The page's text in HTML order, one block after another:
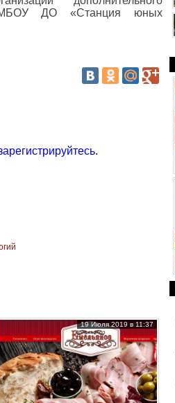
МБОУ ДО «Станция юных
.
19 Июля 2019 в 11:37